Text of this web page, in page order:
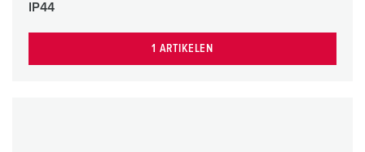
IP44
1 ARTIKELEN